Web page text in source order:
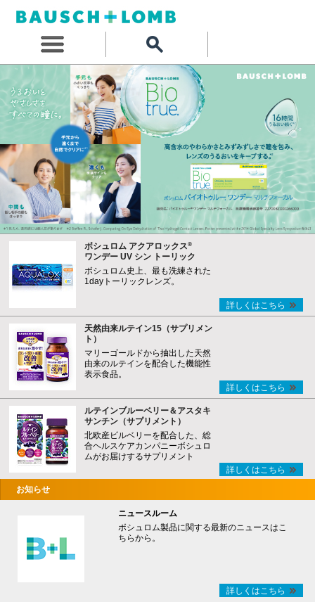
ボシュロム アクアロックス®
ワンデー UV シン トーリック
ボシュロム史上、最も洗練された
1dayトーリックレンズ。
詳しくはこちら
天然由来ルテイン15（サプリメン
ト）
マリーゴールドから抽出した天然
由来のルテインを配合した機能性
表示食品。
詳しくはこちら
ルテインブルーベリー＆アスタキ
サンチン（サプリメント）
北欧産ビルベリーを配合した、総
合ヘルスケアカンパニーボシュロ
ムがお届けするサプリメント
詳しくはこちら
お知らせ
ニュースルーム
ボシュロム製品に関する最新のニュースはこ
ちらから。
詳しくはこちら